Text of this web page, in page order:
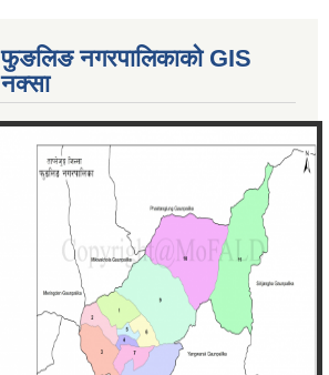
फुङलिङ नगरपालिकाको GIS
नक्सा